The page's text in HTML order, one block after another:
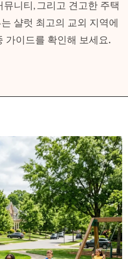
뮤니티, 그리고 견고한 주택
샬럿 최고의 교외 지역에
가이드를 확인해 보세요.